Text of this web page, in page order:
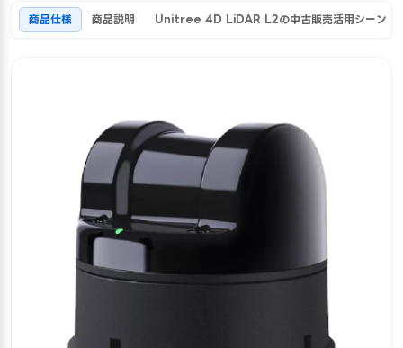
商品仕様 商品説明 Unitree 4D LiDAR L2の中古販売活用シーン